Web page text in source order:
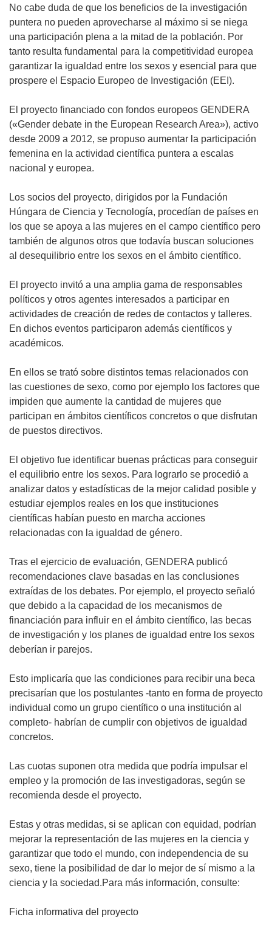
No cabe duda de que los beneficios de la investigación
puntera no pueden aprovecharse al máximo si se niega
una participación plena a la mitad de la población. Por
tanto resulta fundamental para la competitividad europea
garantizar la igualdad entre los sexos y esencial para que
prospere el Espacio Europeo de Investigación (EEI).
El proyecto financiado con fondos europeos GENDERA
(«Gender debate in the European Research Area»), activo
desde 2009 a 2012, se propuso aumentar la participación
femenina en la actividad científica puntera a escalas
nacional y europea.
Los socios del proyecto, dirigidos por la Fundación
Húngara de Ciencia y Tecnología, procedían de países en
los que se apoya a las mujeres en el campo científico pero
también de algunos otros que todavía buscan soluciones
al desequilibrio entre los sexos en el ámbito científico.
El proyecto invitó a una amplia gama de responsables
políticos y otros agentes interesados a participar en
actividades de creación de redes de contactos y talleres.
En dichos eventos participaron además científicos y
académicos.
En ellos se trató sobre distintos temas relacionados con
las cuestiones de sexo, como por ejemplo los factores que
impiden que aumente la cantidad de mujeres que
participan en ámbitos científicos concretos o que disfrutan
de puestos directivos.
El objetivo fue identificar buenas prácticas para conseguir
el equilibrio entre los sexos. Para lograrlo se procedió a
analizar datos y estadísticas de la mejor calidad posible y
estudiar ejemplos reales en los que instituciones
científicas habían puesto en marcha acciones
relacionadas con la igualdad de género.
Tras el ejercicio de evaluación, GENDERA publicó
recomendaciones clave basadas en las conclusiones
extraídas de los debates. Por ejemplo, el proyecto señaló
que debido a la capacidad de los mecanismos de
financiación para influir en el ámbito científico, las becas
de investigación y los planes de igualdad entre los sexos
deberían ir parejos.
Esto implicaría que las condiciones para recibir una beca
precisarían que los postulantes -tanto en forma de proyecto
individual como un grupo científico o una institución al
completo- habrían de cumplir con objetivos de igualdad
concretos.
Las cuotas suponen otra medida que podría impulsar el
empleo y la promoción de las investigadoras, según se
recomienda desde el proyecto.
Estas y otras medidas, si se aplican con equidad, podrían
mejorar la representación de las mujeres en la ciencia y
garantizar que todo el mundo, con independencia de su
sexo, tiene la posibilidad de dar lo mejor de sí mismo a la
ciencia y la sociedad.Para más información, consulte:
Ficha informativa del proyecto